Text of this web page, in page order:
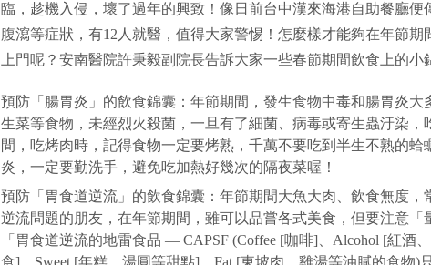
臨，趁機入侵，壞了過年的興致！像日前台中漢來海港自助餐廳便
腹瀉等症狀，有12人就醫，值得大家警惕！怎麼樣才能夠在年節
上門呢？安南醫院許秉毅副院長告訴大家一些春節期間飲食上的小
預防「腸胃炎」的飲食錦囊：年節期間，發生食物中毒和腸胃炎大
生菜等食物，未經烈火殺菌，一旦有了細菌、病毒或寄生蟲汙染，
間，吃烤肉時，記得食物一定要烤熟，千萬不要吃到半生不熟的
炎，一定要勤洗手，避免吃加熱好幾次的隔夜菜喔！
預防「胃食道逆流」的飲食錦囊：年節期間大魚大肉、飲食無度
逆流問題的朋友，在年節期間，雖可以品嘗各式美食，但要注意
「胃食道逆流的地雷食品 — CAPSF (Coffee [咖啡]、Alcohol [紅酒
食]、Sweet [年糕、湯圓等甜點]、Fat [東坡肉、雞湯等油膩的食物)